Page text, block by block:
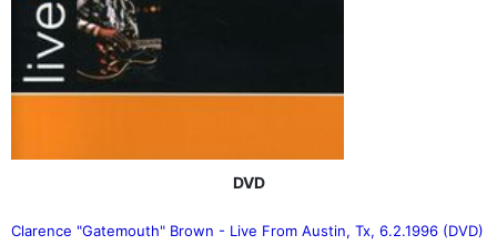
DVD
Clarence "Gatemouth" Brown - Live From Austin, Tx, 6.2.1996 (DVD)